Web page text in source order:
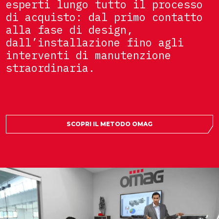
esperti lungo tutto il processo
di acquisto: dal primo contatto
alla fase di design,
dall’installazione fino agli
interventi di manutenzione
straordinaria.
SCOPRI IL METODO OMAG